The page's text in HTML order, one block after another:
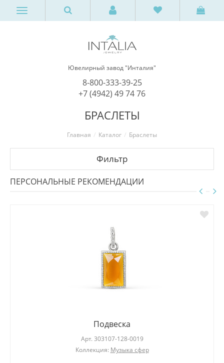
Ювелирный завод "Инталия"
8-800-333-39-25
+7 (4942) 49 74 76
БРАСЛЕТЫ
Главная Каталог Браслеты
Фильтр
ПЕРСОНАЛЬНЫЕ РЕКОМЕНДАЦИИ
Подвеска
Арт. 303107-128-0019
Коллекция: Музыка сфер